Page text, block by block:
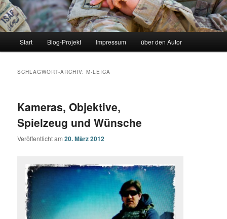
Zum
springen
Zum
springen
Start Blog-Projekt Impressum über den Autor
SCHLAGWORT-ARCHIV:M-LEICA
Kameras, Objektive,
Spielzeug und Wünsche
Veröffentlicht am20. März 2012